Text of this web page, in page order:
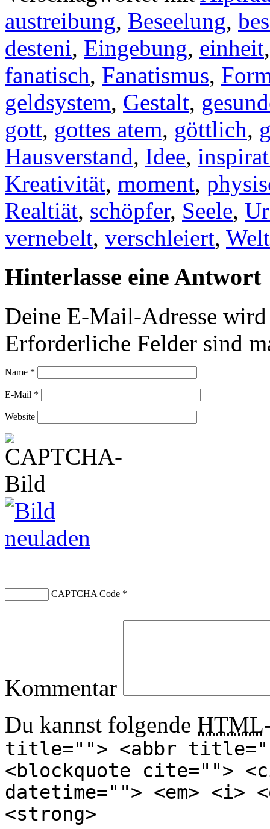
austreibung, Beseelung,
desteni, Eingebung, einheit
fanatisch, Fanatismus,
geldsystem, Gestalt,
gott, gottes atem, göttlich,
Hausverstand, Idee,
Kreativität, moment,
Realtiät, schöpfer, Seele,
vernebelt, verschleiert,
Hinterlasse eine Antwort
Deine E-Mail-Adresse
Erforderliche Felder sind
Name *
E-Mail *
Website
CAPTCHA Code *
Kommentar
Du kannst folgende HTML
title=""> <abbr
<blockquote cite="">
datetime=""> <em>
<strong>